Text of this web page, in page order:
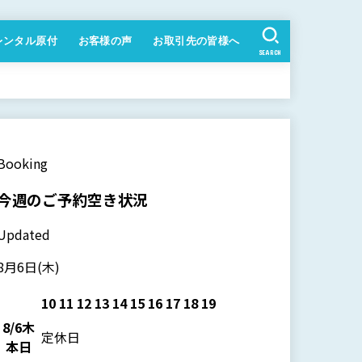
ンタル原付 お客様の声 お取引先の皆様へ
SEARCH